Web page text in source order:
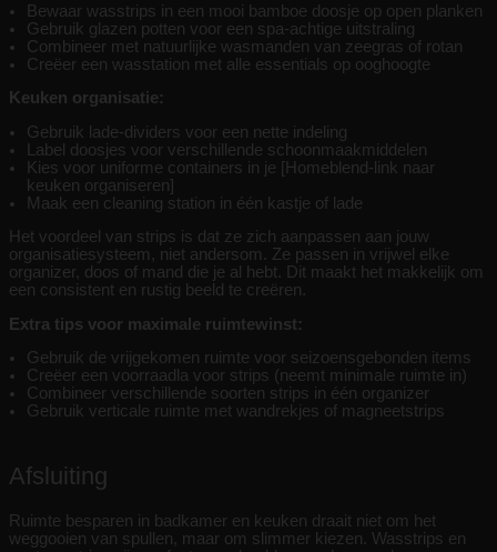
Bewaar wasstrips in een mooi bamboe doosje op open planken
Gebruik glazen potten voor een spa-achtige uitstraling
Combineer met natuurlijke wasmanden van zeegras of rotan
Creëer een wasstation met alle essentials op ooghoogte
Keuken organisatie:
Gebruik lade-dividers voor een nette indeling
Label doosjes voor verschillende schoonmaakmiddelen
Kies voor uniforme containers in je [Homeblend-link naar
keuken organiseren]
Maak een cleaning station in één kastje of lade
Het voordeel van strips is dat ze zich aanpassen aan jouw
organisatiesysteem, niet andersom. Ze passen in vrijwel elke
organizer, doos of mand die je al hebt. Dit maakt het makkelijk om
een consistent en rustig beeld te creëren.
Extra tips voor maximale ruimtewinst:
Gebruik de vrijgekomen ruimte voor seizoensgebonden items
Creëer een voorraadla voor strips (neemt minimale ruimte in)
Combineer verschillende soorten strips in één organizer
Gebruik verticale ruimte met wandrekjes of magneetstrips
Afsluiting
Ruimte besparen in badkamer en keuken draait niet om het
weggooien van spullen, maar om slimmer kiezen. Wasstrips en